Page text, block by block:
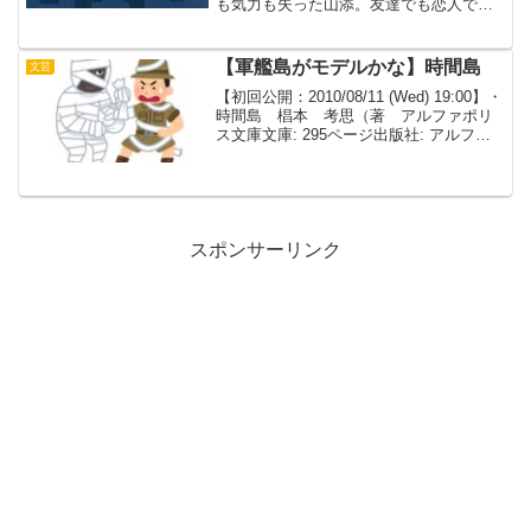
も気力も失った山添。友達でも恋人でも
とも、相手のことは助けられるかもしれ
ないと思うようになり―。...
文芸 【軍艦島がモデルかな】時間島
【初回公開：2010/08/11 (Wed) 19:00】・
時間島 椙本 考思（著 アルファポリ
ス文庫文庫: 295ページ出版社: アルファ
スポンサーリンク